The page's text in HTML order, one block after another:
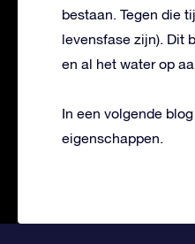
bestaan. Tegen die
levensfase zijn). Dit
en al het water op
In een volgende
eigenschappen.